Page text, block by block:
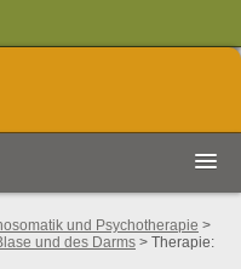
und Psychotherapie >
und des Darms > Therapie: